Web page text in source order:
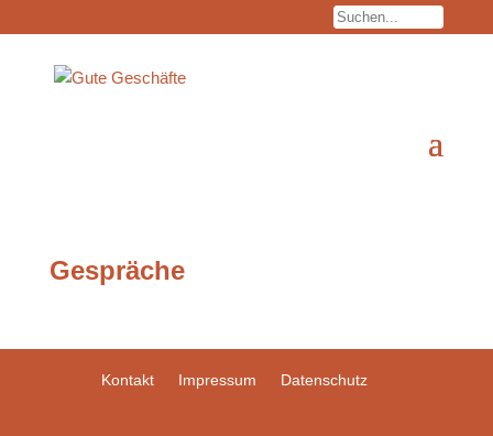
Gespräche
Kontakt Impressum Datenschutz